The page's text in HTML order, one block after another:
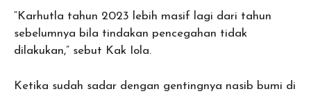
“Karhutla tahun 2023 lebih masif lagi dari tahun
sebelumnya bila tindakan pencegahan tidak
dilakukan,” sebut Kak Iola.
Ketika sudah sadar dengan gentingnya nasib bumi di